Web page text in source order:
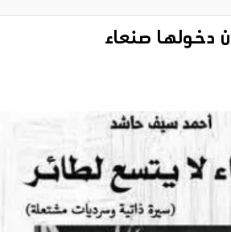
دخولها صنعاء